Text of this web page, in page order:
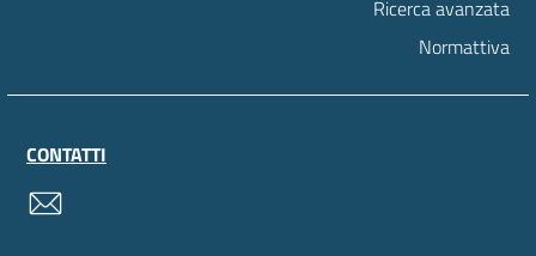
Ricerca avanzata
Normattiva
CONTATTI